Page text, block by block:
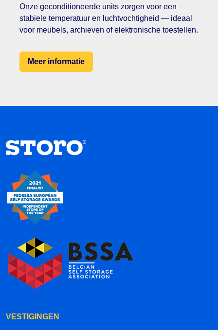
Onze geconditioneerde units zorgen voor een
stabiele temperatuur en luchtvochtigheid — ideaal
voor meubels, archieven of elektronische toestellen.
Meer informatie
VESTIGINGEN